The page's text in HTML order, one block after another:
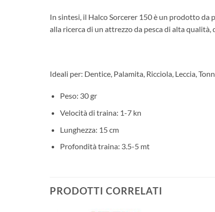
In sintesi, il Halco Sorcerer 150 è un prodotto da
alla ricerca di un attrezzo da pesca di alta
Ideali per: Dentice, Palamita, Ricciola, Leccia,
Peso: 30 gr
Velocità di traina: 1-7 kn
Lunghezza: 15 cm
Profondità traina: 3.5-5 mt
PRODOTTI CORRELATI